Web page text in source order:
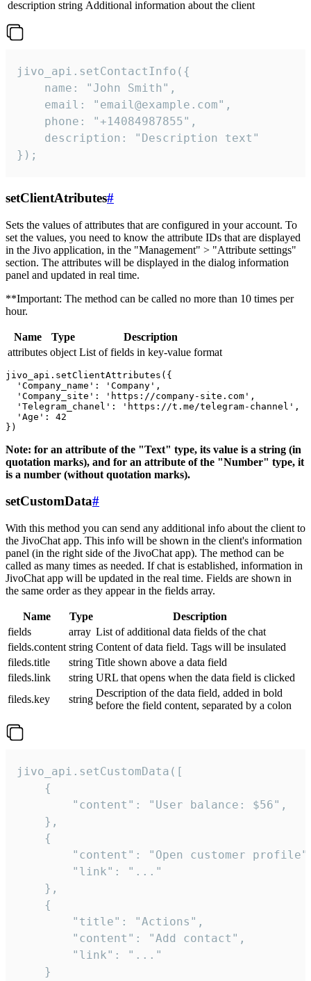
description string Additional information about the client
jivo_api.setContactInfo({
    name: "John Smith",
    email: "email@example.com",
    phone: "+14084987855",
    description: "Description text"
});
setClientAtributes#
Sets the values ​​of attributes that are configured in your account. To
set the values, you need to know the attribute IDs that are displayed
in the Jivo application, in the "Management" > "Attribute settings"
section. The attributes will be displayed in the dialog information
panel and updated in real time.
**Important: The method can be called no more than 10 times per
hour.
Name Type
Description
attributes object List of fields in key-value format
jivo_api.setClientAttributes({
  'Company_name': 'Company',
  'Company_site': 'https://company-site.com',
  'Telegram_chanel': 'https://t.me/telegram-channel',
  'Age': 42
Note: for an attribute of the "Text" type, its value is a string (in
quotation marks), and for an attribute of the "Number" type, it
is a number (without quotation marks).
setCustomData#
With this method you can send any additional info about the client to
the JivoChat app. This info will be shown in the client's information
panel (in the right side of the JivoChat app). The method can be
called as many times as needed. If chat is established, information in
JivoChat app will be updated in the real time. Fields are shown in
the same order as they appear in the fields array.
Name Type
Description
fields
array List of additional data fields of the chat
fields.content string Content of data field. Tags will be insulated
fileds.title
string Title shown above a data field
fileds.link
string URL that opens when the data field is clicked
fileds.key
string
Description of the data field, added in bold
before the field content, separated by a colon
jivo_api.setCustomData([
    {
        "content": "User balance: $56",
    },
    {
"content": "Open customer
        "link": "..."
    },
    {
        "title": "Actions",
        "content": "Add contact",
        "link": "..."
    }